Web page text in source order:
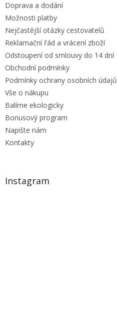
Doprava a dodání
Možnosti platby
Nejčastější otázky cestovatelů
Reklamační řád a vrácení zboží
Odstoupení od smlouvy do 14 dní
Obchodní podmínky
Podmínky ochrany osobních údajů
Vše o nákupu
Balíme ekologicky
Bonusový program
Napište nám
Kontakty
Instagram